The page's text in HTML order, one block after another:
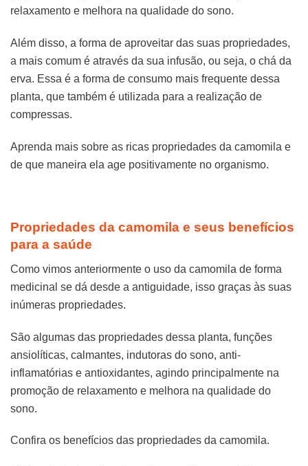
relaxamento e melhora na qualidade do sono.
Além disso, a forma de aproveitar das suas propriedades,
a mais comum é através da sua infusão, ou seja, o chá da
erva. Essa é a forma de consumo mais frequente dessa
planta, que também é utilizada para a realização de
compressas.
Aprenda mais sobre as ricas propriedades da camomila e
de que maneira ela age positivamente no organismo.
Propriedades da camomila e seus benefícios
para a saúde
Como vimos anteriormente o uso da camomila de forma
medicinal se dá desde a antiguidade, isso graças às suas
inúmeras propriedades.
São algumas das propriedades dessa planta, funções
ansiolíticas, calmantes, indutoras do sono, anti-
inflamatórias e antioxidantes, agindo principalmente na
promoção de relaxamento e melhora na qualidade do
sono.
Confira os benefícios das propriedades da camomila.